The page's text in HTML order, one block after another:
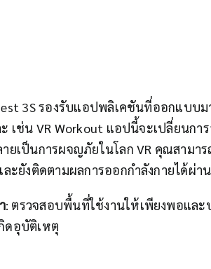
3S รองรับแอปพลิเคชันที่ออกแบบม
เช่น VR Workout แอปนี้จะเปลี่ยนกา
ายเป็นการผจญภัยในโลก VR คุณสามา
ละยังติดตามผลการออกกำลังกายได้ผ่า
: ตรวจสอบพื้นที่ใช้งานให้เพียงพอแล
ดอุบัติเหตุ